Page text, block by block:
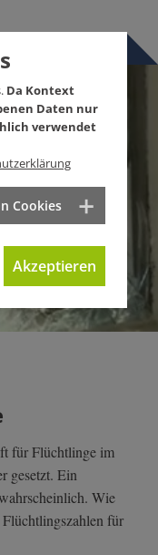
für Flüchtlinge im
gesetzt. Ein
Wie
Flüchtlingszahlen für
Da Kontext
Daten nur
verwendet
Cookies
Akzeptieren